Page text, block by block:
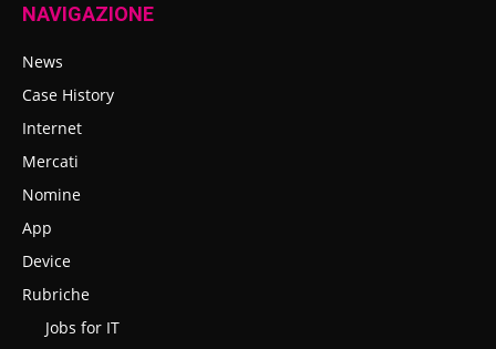
NAVIGAZIONE
News
Case History
Internet
Mercati
Nomine
App
Device
Rubriche
Jobs for IT